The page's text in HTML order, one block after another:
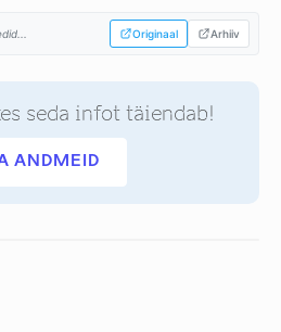
Originaal Arhiiv
seda infot täiendab!
ANDMEID